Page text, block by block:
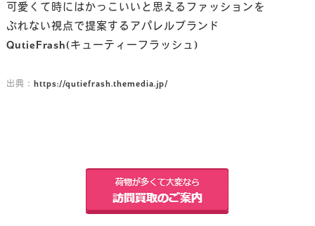
可愛くて時にはかっこいいと思えるファッションを
ぶれない視点で提案するアパレルブランド
QutieFrash(キューティーフラッシュ)
https://qutiefrash.themedia.jp/